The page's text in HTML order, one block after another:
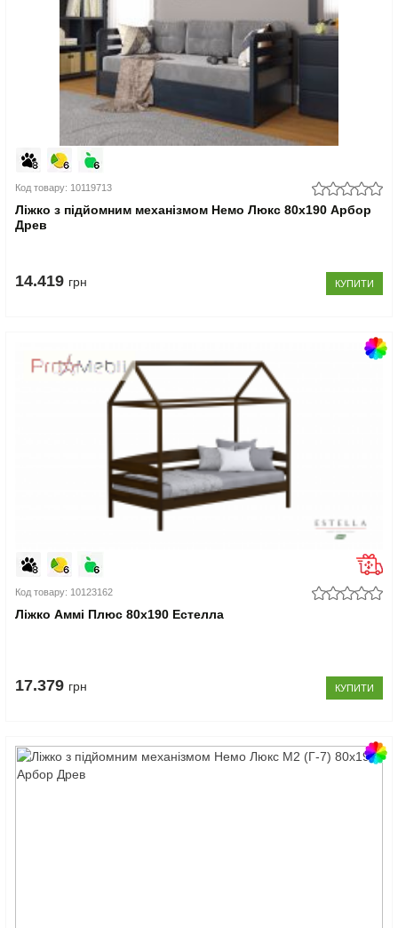
Код товару: 10119713
Ліжко з підйомним механізмом Немо Люкс 80x190 Арбор
Древ
14.419 грн КУПИТИ
Код товару: 10123162
Ліжко Аммі Плюс 80x190 Естелла
17.379 грн КУПИТИ